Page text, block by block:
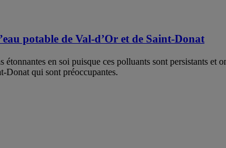
potable de Val-d’Or et de Saint-Donat
étonnantes en soi puisque ces polluants sont persistants
Donat qui sont préoccupantes.